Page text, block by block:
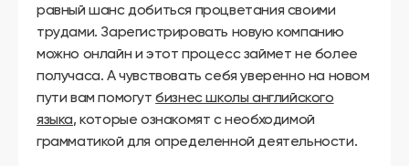
равный шанс добиться процветания своими
трудами. Зарегистрировать новую компанию
можно онлайн и этот процесс займет не более
получаса. А чувствовать себя уверенно на новом
пути вам помогутбизнес школы английского
языка, которые ознакомят с необходимой
грамматикой для определенной деятельности.